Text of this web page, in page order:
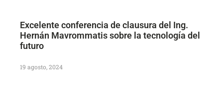
Excelente conferencia de clausura del Ing.
Hernán Mavrommatis sobre la tecnología del
futuro
19 agosto, 2024